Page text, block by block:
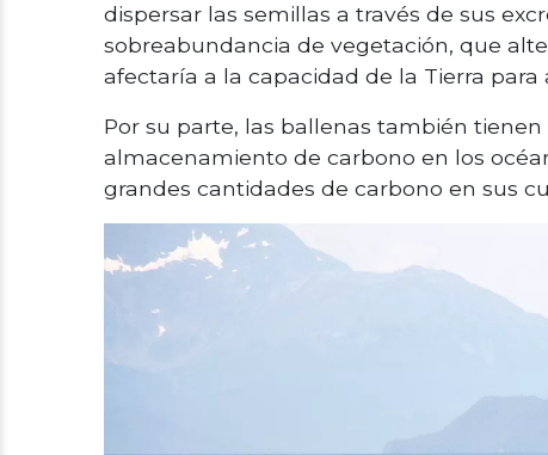
dispersar las semillas a través de sus
sobreabundancia de vegetación, que
afectaría a la capacidad de la Tierra
Por su parte, las ballenas también
almacenamiento de carbono en los
grandes cantidades de carbono en sus